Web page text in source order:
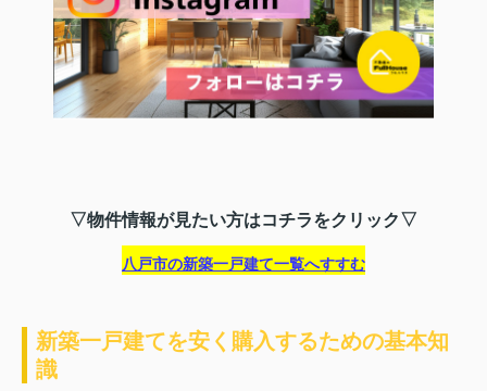
▽物件情報が見たい方はコチラをクリック▽
八戸市の新築一戸建て一覧へすすむ
新築一戸建てを安く購入するための基本知
識